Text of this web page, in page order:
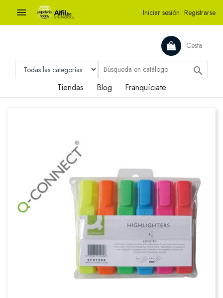
 Iniciar sesión · Registrarse
Cesta

Tiendas Blog Franquíciate